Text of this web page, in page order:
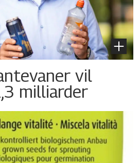
vil
milliarder